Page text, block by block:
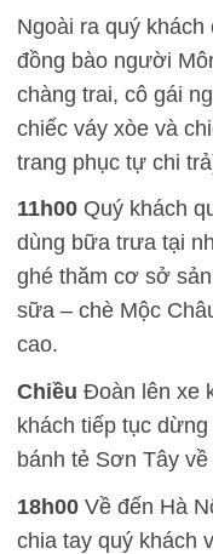
Ngoài ra quý
đồng bào người
chàng trai, cô gái
chiếc váy xòe và
trang phục tự chi
11h00Quý khách
dùng bữa trưa tại
ghé thăm cơ sở
sữa – chè Mộc
cao.
Chiều Đoàn lên xe
khách tiếp tục
bánh tẻ Sơn Tây
18h00Về đến Hà
chia tay quý khách